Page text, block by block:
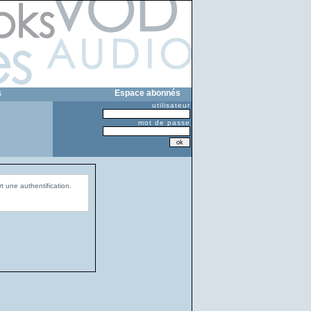
Espace abonnés
utilisateur
mot de passe
une authentification.